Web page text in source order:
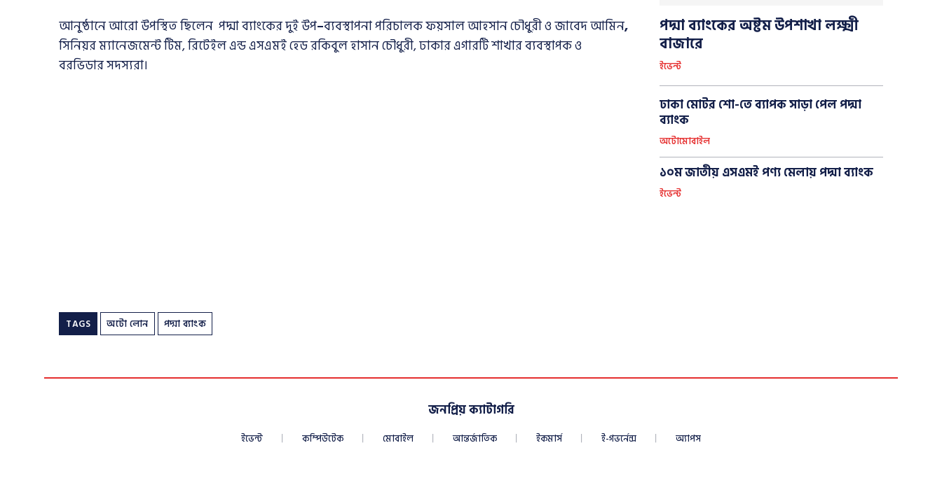
আনুষ্ঠানে আরো উপস্থিত ছিলেন পদ্মা ব্যাংকের দুই উপ–ব্যবস্থাপনা পরিচালক ফয়সাল আহসান চৌধুরী ও জাবেদ আমিন,
সিনিয়র ম্যানেজমেন্ট টিম, রিটেইল এন্ড এসএমই হেড রকিবুল হাসান চৌধুরী, ঢাকার এগারটি শাখার ব্যবস্থাপক ও
বরভিডার সদস্যরা।
TAGS অটো লোন পদ্মা ব্যাংক
পদ্মা ব্যাংকের অষ্টম উপশাখা লক্ষ্মী
বাজারে
ইভেন্ট
ঢাকা মোটর শো-তে ব্যাপক সাড়া পেল পদ্মা
ব্যাংক
অটোমোবাইল
১০ম জাতীয় এসএমই পণ্য মেলায় পদ্মা ব্যাংক
ইভেন্ট
জনপ্রিয় ক্যাটাগরি
ইভেন্ট কম্পিউটেক মোবাইল আন্তর্জাতিক ইকমার্স ই-গভর্নেন্স অ্যাপস